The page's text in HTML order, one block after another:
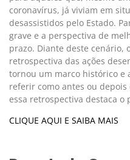
coronavírus, já viviam em
desassistidos pelo Estado.
grave e a perspectiva de
prazo. Diante deste cenário,
retrospectiva das ações
tornou um marco histórico e
referir como antes ou depois
essa retrospectiva destaca o
CLIQUE AQUI E SAIBA MAIS